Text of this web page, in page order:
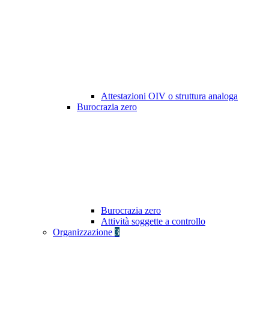
Attestazioni OIV o struttura analoga
Burocrazia zero
Burocrazia zero
Attività soggette a controllo
Organizzazione 3